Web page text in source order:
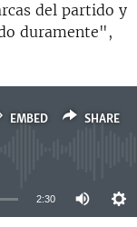
del partido y
duramente",
EMBED SHARE
2:30